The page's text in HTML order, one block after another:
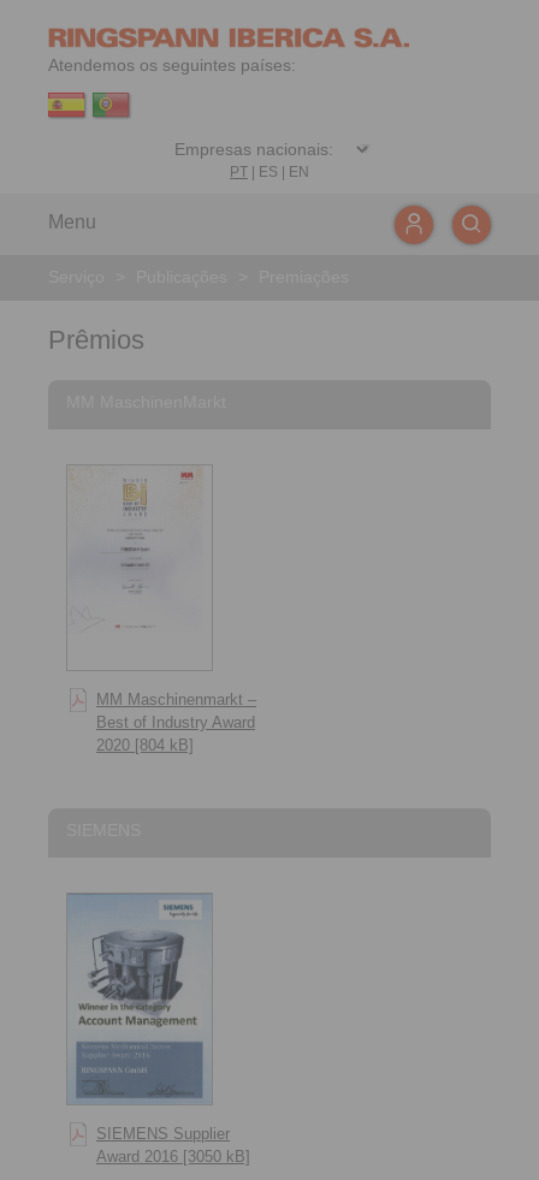
Atendemos os seguintes países:
PT| ES EN
Menu
Prêmios
MM Maschinenmarkt –
Best of Industry Award
2020 [804 kB]
SIEMENS Supplier
Award 2016 [3050 kB]